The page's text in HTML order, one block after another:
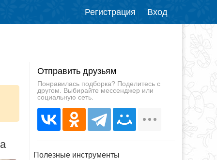
Регистрация Вход
Отправить друзьям
Понравилась подборка? Поделитесь с
другом. Выбирайте мессенджер или
социальную сеть.
Полезные инструменты